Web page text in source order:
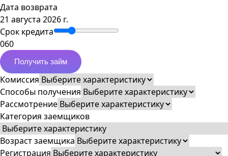
Дата возврата
21 августа 2026 г.
Срок кредита
060
Получить займ
Комиссия
Способы получения
Рассмотрение
Категория заемщиков
Возраст заемщика
Регистрация